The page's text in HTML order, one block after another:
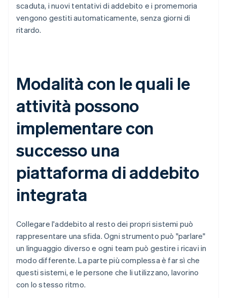
scaduta, i nuovi tentativi di addebito e i promemoria
vengono gestiti automaticamente, senza giorni di
ritardo.
Modalità con le quali le
attività possono
implementare con
successo una
piattaforma di addebito
integrata
Collegare l'addebito al resto dei propri sistemi può
rappresentare una sfida. Ogni strumento può "parlare"
un linguaggio diverso e ogni team può gestire i ricavi in
modo differente. La parte più complessa è far sì che
questi sistemi, e le persone che li utilizzano, lavorino
con lo stesso ritmo.